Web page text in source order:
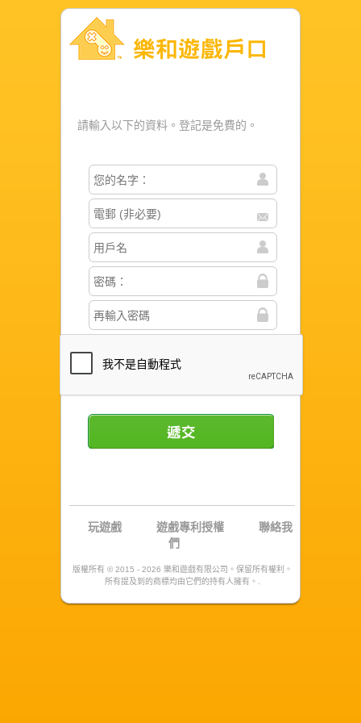
請輸入以下的資料。登記是免費的。
玩遊戲 遊戲專利授權
聯絡我
們
版權所有 © 2015 - 2026 樂和遊戲有限公司。保留所有權利。
所有提及到的商標均由它們的持有人擁有。.